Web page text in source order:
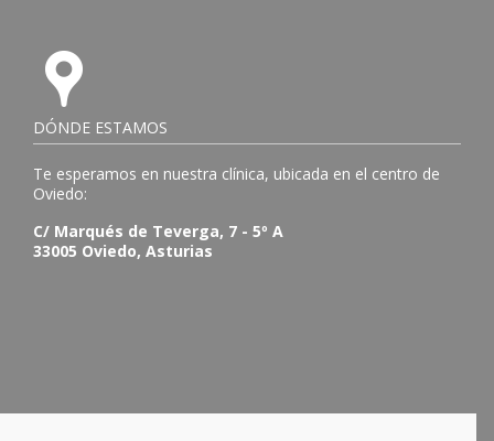
DÓNDE ESTAMOS
Te esperamos en nuestra clínica, ubicada en el centro de
Oviedo:
C/ Marqués de Teverga, 7 - 5º A
33005 Oviedo, Asturias